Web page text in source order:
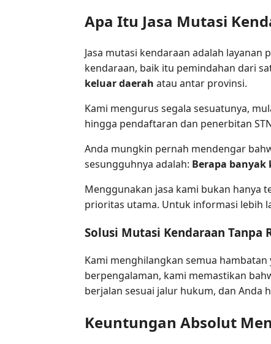
Apa Itu Jasa Mutasi
Jasa mutasi kendaraan adalah
kendaraan, baik itu pemindahan dari
keluar daerah atau antar provinsi.
Kami mengurus segala sesuatunya,
hingga pendaftaran dan penerbitan
Anda mungkin pernah mendengar
sesungguhnya adalah: Berapa
Menggunakan jasa kami bukan hanya
prioritas utama. Untuk informasi lebih
Solusi Mutasi Kendaraan Tanpa
Kami menghilangkan semua
berpengalaman, kami memastikan
berjalan sesuai jalur hukum, dan Anda
Keuntungan Absolut